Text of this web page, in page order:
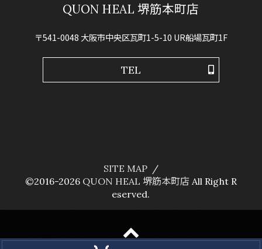
QUON HEAL 堺筋本町店
〒541-0048 大阪市中央区瓦町1-5-10 UR船場瓦町1F
TEL
SITE MAP
©2016-2026 QUON HEAL 堺筋本町店All Right R
eserved.